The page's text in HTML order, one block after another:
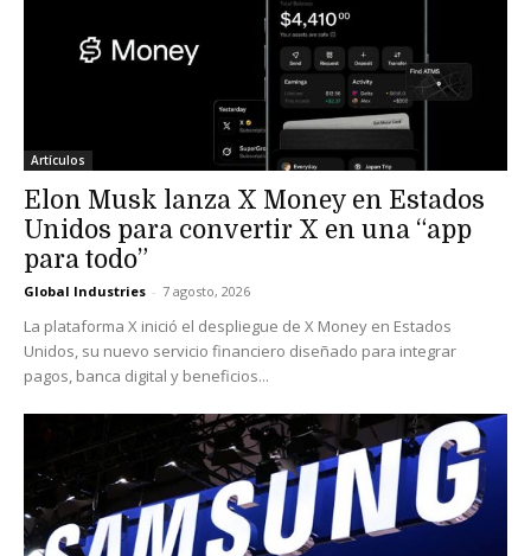
Artículos
Elon Musk lanza X Money en Estados
Unidos para convertir X en una “app
para todo”
Global Industries - 7 agosto, 2026
La plataforma X inició el despliegue de X Money en Estados
Unidos, su nuevo servicio financiero diseñado para integrar
pagos, banca digital y beneficios...